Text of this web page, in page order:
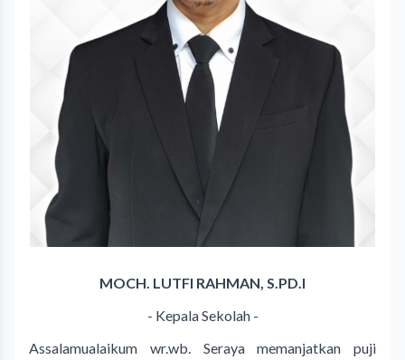
MOCH. LUTFI RAHMAN, S.PD.I
- Kepala Sekolah -
Assalamualaikum wr.wb. Seraya memanjatkan puji